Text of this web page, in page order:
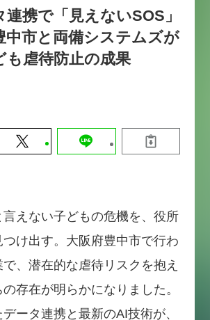
採用情報
【8/12開催】「イノベーションを
数値化する」～投資される事業の
携で「見えないSOS」
中市と両備システムズが
も虐待防止の成果
言えない子どもの危機を、役所
け出す。大阪府豊中市で行わ
、潜在的な虐待リスクを抱え
存在が明らかになりました。
ータ連携と最新のAI技術が、